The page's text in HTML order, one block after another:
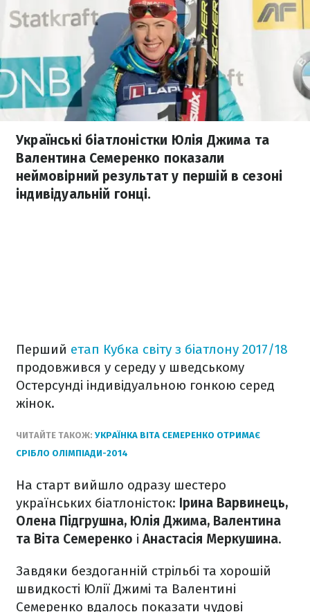
Українські біатлоністки Юлія Джима та
Валентина Семеренко показали
неймовірний результат у першій в сезоні
індивідуальній гонці.
Перший етап Кубка світу з біатлону 2017/18
продовжився у середу у шведському
Остерсунді індивідуальною гонкою серед
жінок.
ЧИТАЙТЕ ТАКОЖ: УКРАЇНКА ВІТА СЕМЕРЕНКО ОТРИМАЄ
СРІБЛО ОЛІМПІАДИ-2014
На старт вийшло одразу шестеро
українських біатлоністок: Ірина Варвинець,
Олена Підгрушна, Юлія Джима, Валентина
та Віта Семеренко і Анастасія Меркушина.
Завдяки бездоганній стрільбі та хорошій
швидкості Юлії Джимі та Валентині
Семеренко вдалось показати чудові